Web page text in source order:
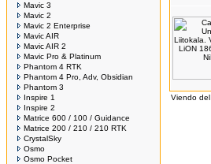
Mavic 3
Mavic 2
Mavic 2 Enterprise
Mavic AIR
Mavic AIR 2
Mavic Pro & Platinum
Phantom 4 RTK
Phantom 4 Pro, Adv, Obsidian
Phantom 3
Inspire 1
Inspire 2
Matrice 600 / 100 / Guidance
Matrice 200 / 210 / 210 RTK
CrystalSky
Osmo
Osmo Pocket
Viendo del